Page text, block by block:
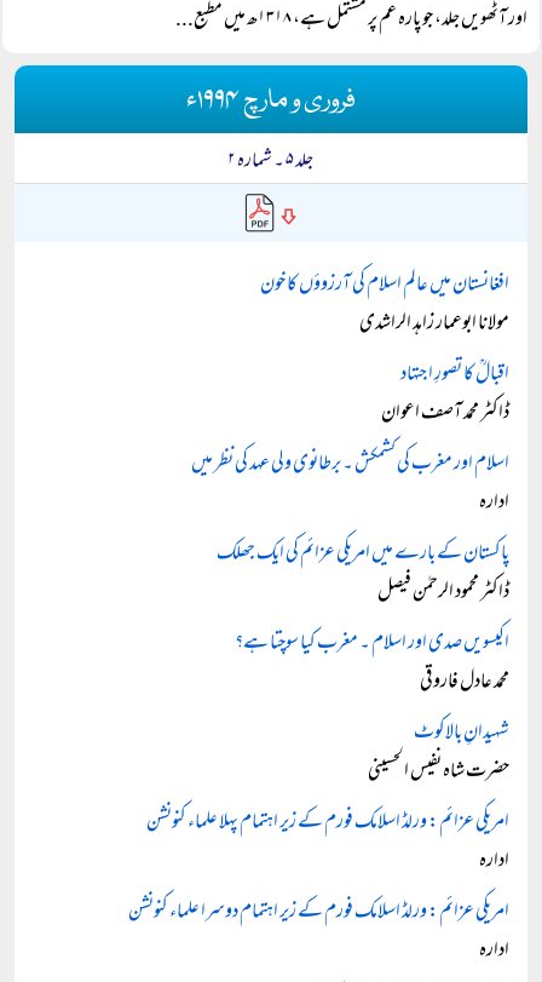
اور آٹھویں جلد، جو پارہ عم پر مشتمل ہے، ۱۳۱۸ھ میں مطبع...
فروری و مارچ ۱۹۹۴ء
جلد ۵ ۔ شمارہ ۲
افغانستان میں عالم اسلام کی آرزوؤں کا خون
مولانا ابوعمار زاہد الراشدی
اقبالؒ کا تصورِ اجتہاد
ڈاکٹر محمد آصف اعوان
اسلام اور مغرب کی کشمکش ۔ برطانوی ولی عہد کی نظر میں
ادارہ
پاکستان کے بارے میں امریکی عزائم کی ایک جھلک
ڈاکٹر محمود الرحمٰن فیصل
اکیسویں صدی اور اسلام ۔ مغرب کیا سوچتا ہے؟
محمد عادل فاروقی
شہیدانِ بالاکوٹ
حضرت شاہ نفیس الحسینی
امریکی عزائم: ورلڈ اسلامک فورم کے زیر اہتمام پہلا علماء کنونشن
ادارہ
امریکی عزائم: ورلڈ اسلامک فورم کے زیر اہتمام دوسرا علماء کنونشن
ادارہ